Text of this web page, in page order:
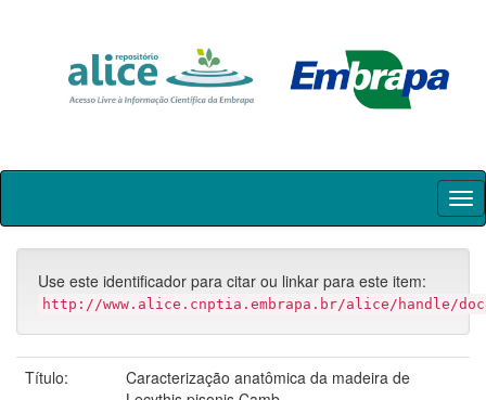
Skip
Use este identificador para citar ou linkar para este item:
http://www.alice.cnptia.embrapa.br/alice/handle/doc/
Título:
Caracterização anatômica da madeira de